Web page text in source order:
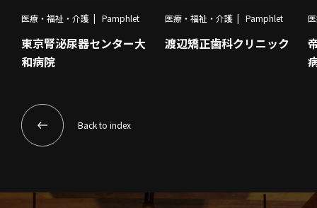
医療・福祉・介護 Pamphlet
東京腎泌尿器センター大
和病院
医療・福祉・介護 Pamphlet
渡辺矯正歯科クリニック
Back to index